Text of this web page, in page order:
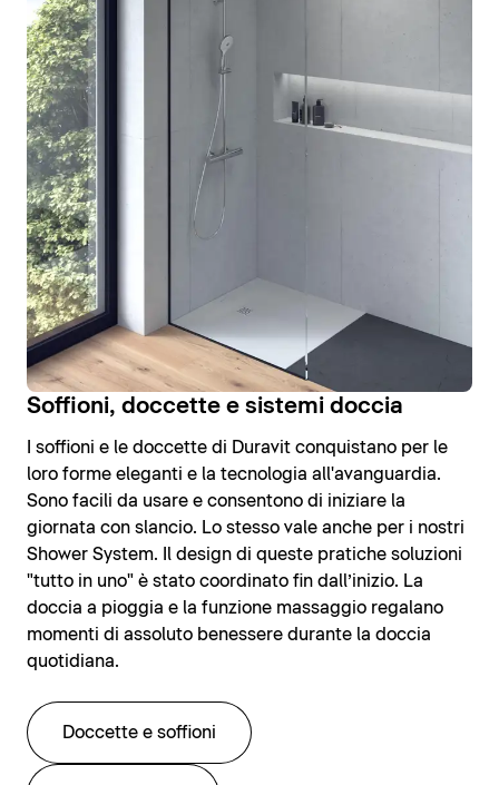
Soffioni, doccette e sistemi doccia
I soffioni e le doccette di Duravit conquistano per le
loro forme eleganti e la tecnologia all'avanguardia.
Sono facili da usare e consentono di iniziare la
giornata con slancio. Lo stesso vale anche per i nostri
Shower System. Il design di queste pratiche soluzioni
"tutto in uno" è stato coordinato fin dall’inizio. La
doccia a pioggia e la funzione massaggio regalano
momenti di assoluto benessere durante la doccia
quotidiana.
Doccette e soffioni